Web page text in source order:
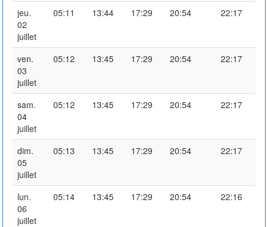
jeu.
02
juillet
05:11 13:44 17:29 20:54 22:17
ven.
03
juillet
05:12 13:45 17:29 20:54 22:17
sam.
04
juillet
05:12 13:45 17:29 20:54 22:17
dim.
05
juillet
05:13 13:45 17:29 20:54 22:17
lun.
06
juillet
05:14 13:45 17:29 20:54 22:16